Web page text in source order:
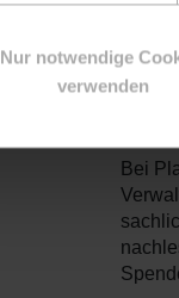
Nur notwendige
verwenden
Ihre
Es
für
Bei